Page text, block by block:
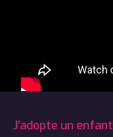
J’adopte un enfant